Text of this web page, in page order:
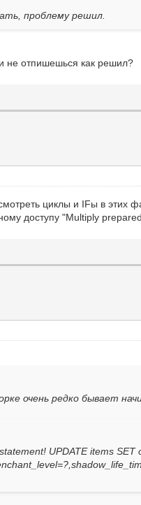
проблему решил.
не отпишешься как решил?
циклы и IFы в этих
доступу "Multiply
очень редко бывает
UPDATE items SET